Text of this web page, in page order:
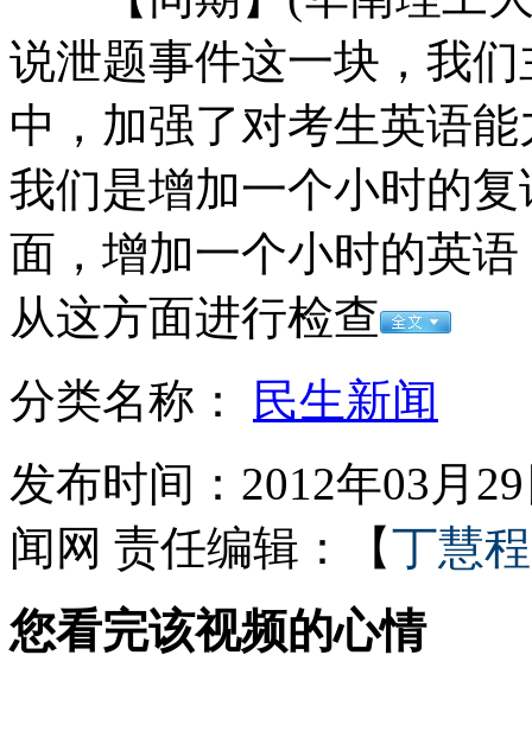
艺人争隐私获胜 曾志伟望作指引
山西运城恶犬咬伤多人 警民合力深夜将其击毙
外交部：有关国家言论片面不公正
安徽一实载49人客车翻车
说泄题事件这一块，我
中，加强了对考生英语
我们是增加一个小时的
面，增加一个小时的英
从这方面进行检查
分类名称：
民生新闻
发布时间：2012年03月
闻网 责任编辑：【丁慧程
您看完该视频的心情